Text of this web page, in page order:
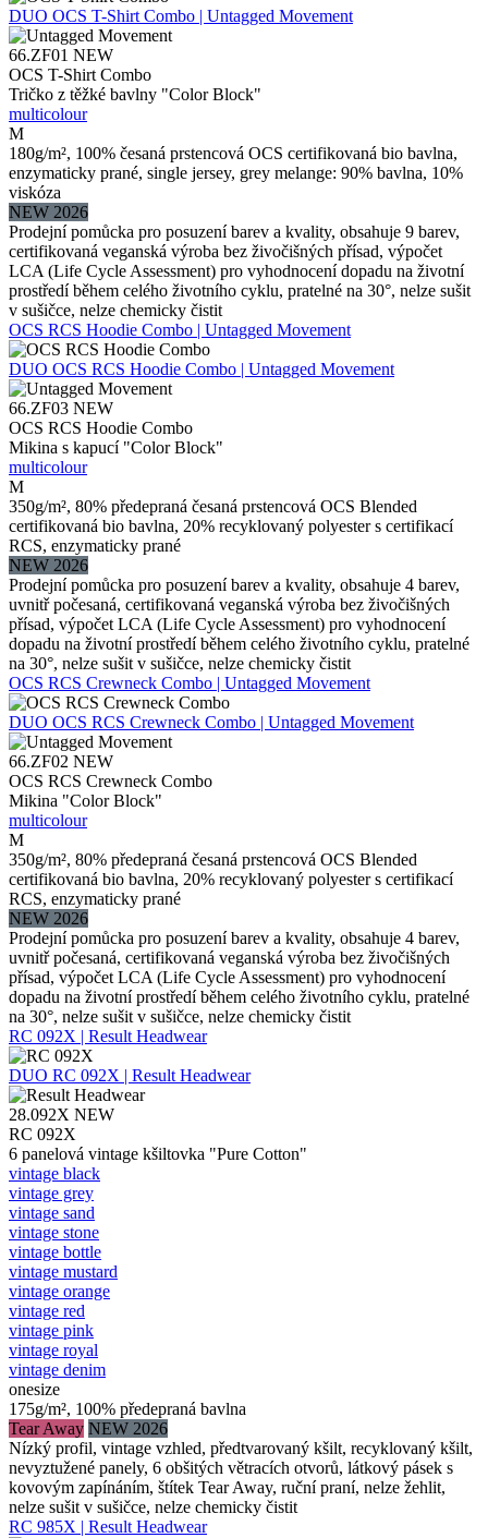
DUO OCS T-Shirt Combo | Untagged Movement
66.ZF01 NEW
OCS T-Shirt Combo
Tričko z těžké bavlny "Color Block"
multicolour
M
180g/m², 100% česaná prstencová OCS certifikovaná bio bavlna,
enzymaticky prané, single jersey, grey melange: 90% bavlna, 10%
viskóza
NEW 2026
Prodejní pomůcka pro posuzení barev a kvality, obsahuje 9 barev,
certifikovaná veganská výroba bez živočišných přísad, výpočet
LCA (Life Cycle Assessment) pro vyhodnocení dopadu na životní
prostředí během celého životního cyklu, pratelné na 30°, nelze sušit
v sušičce, nelze chemicky čistit
OCS RCS Hoodie Combo | Untagged Movement
DUO OCS RCS Hoodie Combo | Untagged Movement
66.ZF03 NEW
OCS RCS Hoodie Combo
Mikina s kapucí "Color Block"
multicolour
M
350g/m², 80% předepraná česaná prstencová OCS Blended
certifikovaná bio bavlna, 20% recyklovaný polyester s certifikací
RCS, enzymaticky prané
NEW 2026
Prodejní pomůcka pro posuzení barev a kvality, obsahuje 4 barev,
uvnitř počesaná, certifikovaná veganská výroba bez živočišných
přísad, výpočet LCA (Life Cycle Assessment) pro vyhodnocení
dopadu na životní prostředí během celého životního cyklu, pratelné
na 30°, nelze sušit v sušičce, nelze chemicky čistit
OCS RCS Crewneck Combo | Untagged Movement
DUO OCS RCS Crewneck Combo | Untagged Movement
66.ZF02 NEW
OCS RCS Crewneck Combo
Mikina "Color Block"
multicolour
M
350g/m², 80% předepraná česaná prstencová OCS Blended
certifikovaná bio bavlna, 20% recyklovaný polyester s certifikací
RCS, enzymaticky prané
NEW 2026
Prodejní pomůcka pro posuzení barev a kvality, obsahuje 4 barev,
uvnitř počesaná, certifikovaná veganská výroba bez živočišných
přísad, výpočet LCA (Life Cycle Assessment) pro vyhodnocení
dopadu na životní prostředí během celého životního cyklu, pratelné
na 30°, nelze sušit v sušičce, nelze chemicky čistit
RC 092X | Result Headwear
DUO RC 092X | Result Headwear
28.092X NEW
RC 092X
6 panelová vintage kšiltovka "Pure Cotton"
vintage black
vintage grey
vintage sand
vintage stone
vintage bottle
vintage mustard
vintage orange
vintage red
vintage pink
vintage royal
vintage denim
onesize
175g/m², 100% předepraná bavlna
Tear Away NEW 2026
Nízký profil, vintage vzhled, předtvarovaný kšilt, recyklovaný kšilt,
nevyztužené panely, 6 obšitých větracích otvorů, látkový pásek s
kovovým zapínáním, štítek Tear Away, ruční praní, nelze žehlit,
nelze sušit v sušičce, nelze chemicky čistit
RC 985X | Result Headwear